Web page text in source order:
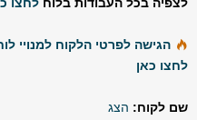
הגישה לפרטי הלקוח למנויי
לחצו כאן
שם לקוח: הצג